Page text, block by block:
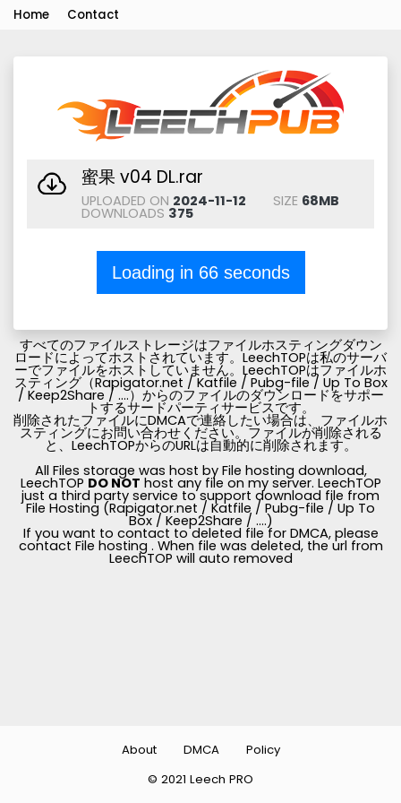
Home Contact
蜜果 v04 DL.rar
UPLOADED ON 2024-11-12 SIZE 68MB
DOWNLOADS 375
Loading in 66seconds
すべてのファイルストレージはファイルホスティングダウン
ロードによってホストされています。LeechTOPは私のサーバ
ーでファイルをホストしていません。LeechTOPはファイルホ
スティング（Rapigator.net / Katfile / Pubg-file / Up To Box
/ Keep2Share / ....）からのファイルのダウンロードをサポー
トするサードパーティサービスです。
削除されたファイルにDMCAで連絡したい場合は、ファイルホ
スティングにお問い合わせください。ファイルが削除される
と、LeechTOPからのURLは自動的に削除されます。
All Files storage was host by File hosting download,
LeechTOP DO NOT host any file on my server. LeechTOP
just a third party service to support download file from
File Hosting (Rapigator.net / Katfile / Pubg-file / Up To
Box / Keep2Share / ....)
If you want to contact to deleted file for DMCA, please
contact File hosting . When file was deleted, the url from
LeechTOP will auto removed
© 2021 Leech PRO
About DMCA Policy